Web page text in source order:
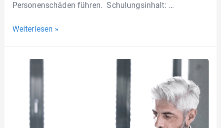
Personenschäden führen. Schulungsinhalt: …
Weiterlesen »